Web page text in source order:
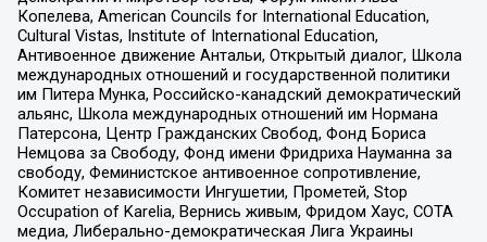
Копелева, American Councils for International Education,
Cultural Vistas, Institute of International Education,
Антивоенное движение Антальи, Открытый диалог, Школа
международных отношений и государственной политики
им Питера Мунка, Российско-канадский демократический
альянс, Школа международных отношений им Нормана
Патерсона, Центр Гражданских Свобод, Фонд Бориса
Немцова за Свободу, Фонд имени Фридриха Науманна за
свободу, Феминистское антивоенное сопротивление,
Комитет независимости Ингушетии, Прометей, Stop
Occupation of Karelia, Вернись живым, Фридом Хаус, СОТА
медиа, Либерально-демократическая Лига Украины